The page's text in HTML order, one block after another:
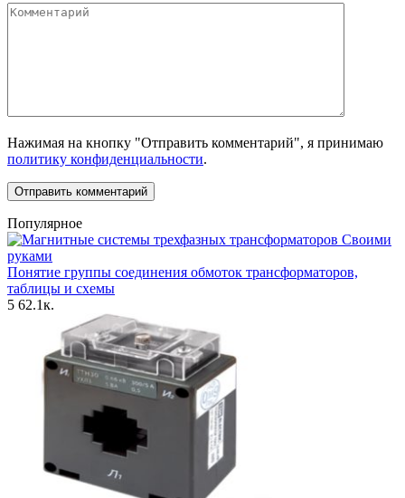
Комментарий
Нажимая на кнопку "Отправить комментарий", я принимаю
политику конфиденциальности.
Популярное
Своими
руками
Понятие группы соединения обмоток трансформаторов,
таблицы и схемы
5 62.1к.